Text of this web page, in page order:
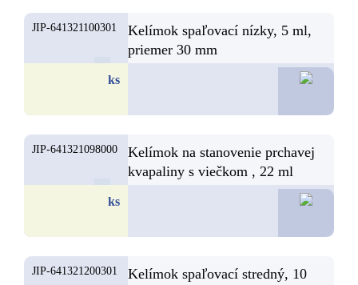
JIP-641321100301
Kelímok spaľovací nízky, 5 ml,
priemer 30 mm
ks
JIP-641321098000
Kelímok na stanovenie prchavej
kvapaliny s viečkom , 22 ml
ks
JIP-641321200301
Kelímok spaľovací stredný, 10